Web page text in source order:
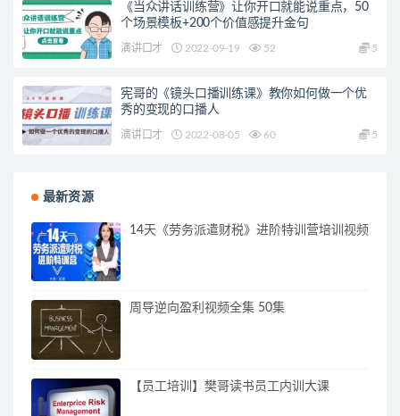
《当众讲话训练营》让你开口就能说重点，50
个场景模板+200个价值感提升金句
演讲口才 2022-09-19 52 5
宪哥的《镜头口播训练课》教你如何做一个优
秀的变现的口播人
演讲口才 2022-08-05 60 5
最新资源
14天《劳务派遣财税》进阶特训营培训视频
周导逆向盈利视频全集 50集
【员工培训】樊哥读书员工内训大课